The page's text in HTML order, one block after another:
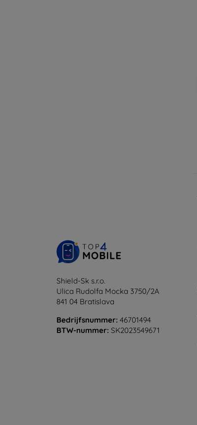
Shield-Sk s.r.o.
Ulica Rudolfa Mocka 3750/2A
841 04 Bratislava
Bedrijfsnummer: 46701494
BTW-nummer: SK2023549671